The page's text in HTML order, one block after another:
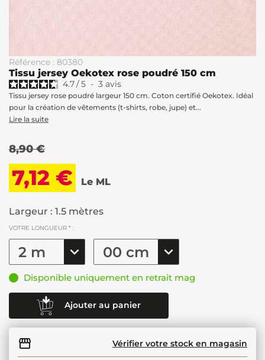
Référence : 80380
Tissu jersey Oekotex rose poudré 150 cm
4.7/5 - 3 avis
Tissu jersey rose poudré largeur 150 cm. Coton certifié Oekotex. Idéal
pour la création de vêtements (t-shirts, robe, jupe) et...
Lire la suite
8,90 €
7,12 € Le ML
Largeur : 1.5 mètres
VOTRE LONGUEUR * :
Disponible uniquement en retrait mag
Ajouter au panier
Vérifier votre stock en magasin